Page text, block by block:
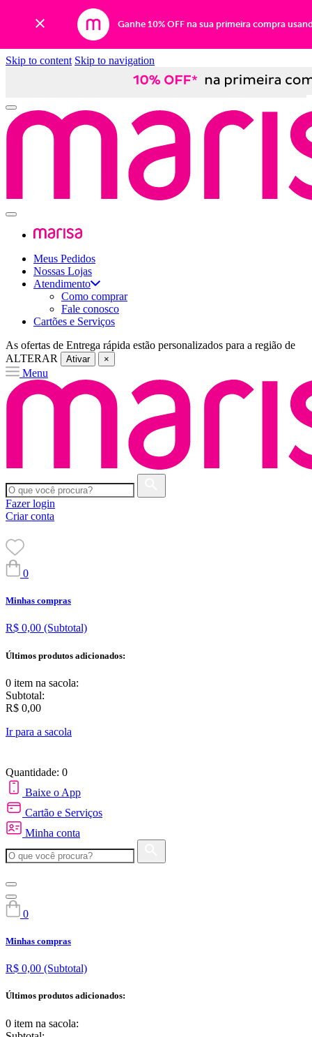
Ganhe 10% OFF na sua primeira compra
Skip to content Skip to navigation
Meus Pedidos
Nossas Lojas
Atendimento
Como comprar
Fale conosco
Cartões e Serviços
As ofertas de Entrega rápida estão personalizados para a região de
ALTERAR
Ativar ×
Menu
Fazer login
Criar conta
0
Minhas compras
R$ 0,00 (Subtotal)
Últimos produtos adicionados:
0 item na sacola:
Subtotal:
R$ 0,00
Ir para a sacola
Quantidade: 0
Baixe o App
Cartão e Serviços
Minha conta
0
Minhas compras
R$ 0,00 (Subtotal)
Últimos produtos adicionados:
0 item na sacola: